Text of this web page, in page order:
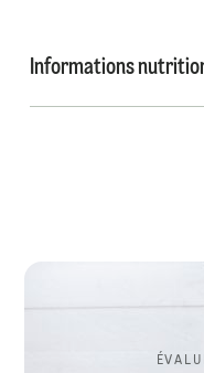
Informations